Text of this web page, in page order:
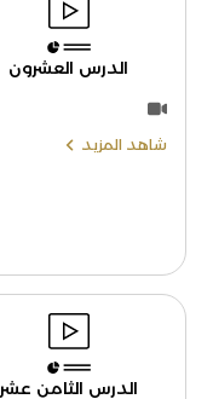
الدرس العشرون
شاهد المزيد
الدرس الثامن عشر